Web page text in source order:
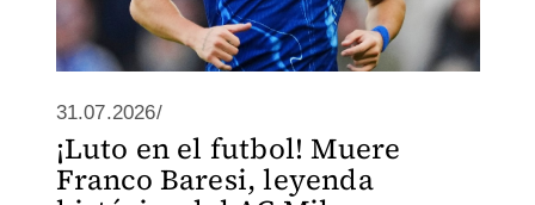
31.07.2026/
¡Luto en el futbol! Muere
Franco Baresi, leyenda